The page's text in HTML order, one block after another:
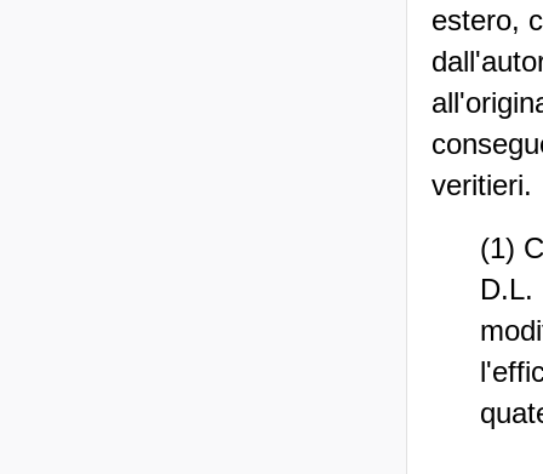
estero,
veritieri.
(1)
D.L.